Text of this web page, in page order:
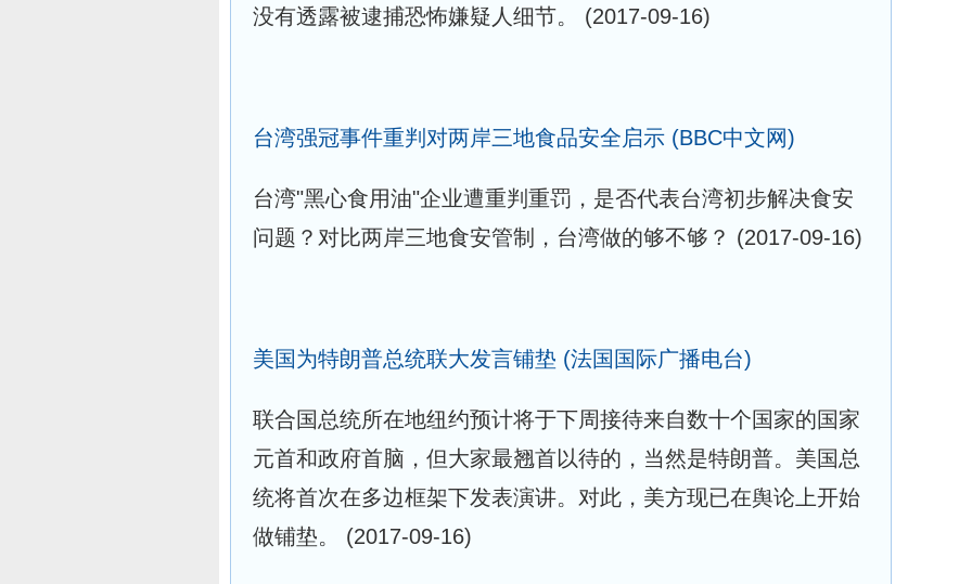
没有透露被逮捕恐怖嫌疑人细节。 (2017-09-16)
台湾强冠事件重判对两岸三地食品安全启示 (BBC中文网)
台湾"黑心食用油"企业遭重判重罚，是否代表台湾初步解决食安
问题？对比两岸三地食安管制，台湾做的够不够？ (2017-09-16)
美国为特朗普总统联大发言铺垫 (法国国际广播电台)
联合国总统所在地纽约预计将于下周接待来自数十个国家的国家
元首和政府首脑，但大家最翘首以待的，当然是特朗普。美国总
统将首次在多边框架下发表演讲。对此，美方现已在舆论上开始
做铺垫。 (2017-09-16)